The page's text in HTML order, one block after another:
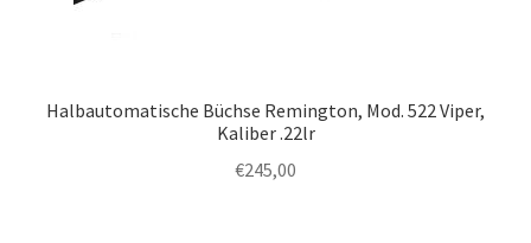
Halbautomatische Büchse Remington, Mod. 522 Viper,
Kaliber .22lr
€245,00